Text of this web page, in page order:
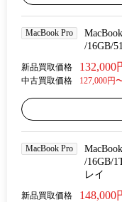
MacBook Pro
/16GB/
新品買取価格 132,000
中古買取価格 127,000円
MacBook Pro
/16GB/
レイ
新品買取価格 148,000